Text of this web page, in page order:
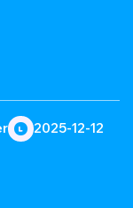
2025-12-12